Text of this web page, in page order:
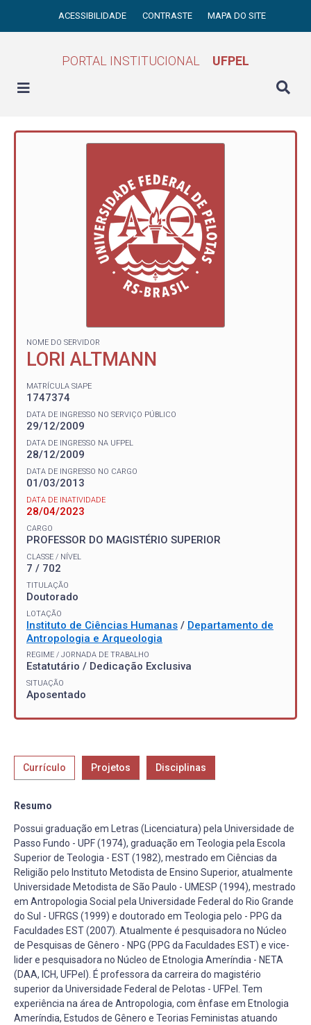
ACESSIBILIDADE CONTRASTE MAPA DO SITE
PORTAL INSTITUCIONAL UFPEL
NOME DO SERVIDOR
LORI ALTMANN
MATRÍCULA SIAPE
1747374
DATA DE INGRESSO NO SERVIÇO PÚBLICO
29/12/2009
DATA DE INGRESSO NA UFPEL
28/12/2009
DATA DE INGRESSO NO CARGO
01/03/2013
DATA DE INATIVIDADE
28/04/2023
CARGO
PROFESSOR DO MAGISTÉRIO SUPERIOR
CLASSE / NÍVEL
7 / 702
TITULAÇÃO
Doutorado
LOTAÇÃO
Instituto de Ciências Humanas / Departamento de
Antropologia e Arqueologia
REGIME / JORNADA DE TRABALHO
Estatutário / Dedicação Exclusiva
SITUAÇÃO
Aposentado
Currículo Projetos Disciplinas
Resumo
Possui graduação em Letras (Licenciatura) pela Universidade de
Passo Fundo - UPF (1974), graduação em Teologia pela Escola
Superior de Teologia - EST (1982), mestrado em Ciências da
Religião pelo Instituto Metodista de Ensino Superior, atualmente
Universidade Metodista de São Paulo - UMESP (1994), mestrado
em Antropologia Social pela Universidade Federal do Rio Grande
do Sul - UFRGS (1999) e doutorado em Teologia pelo - PPG da
Faculdades EST (2007). Atualmente é pesquisadora no Núcleo
de Pesquisas de Gênero - NPG (PPG da Faculdades EST) e vice-
lider e pesquisadora no Núcleo de Etnologia Ameríndia - NETA
(DAA, ICH, UFPel). É professora da carreira do magistério
superior da Universidade Federal de Pelotas - UFPel. Tem
experiência na área de Antropologia, com ênfase em Etnologia
Ameríndia, Estudos de Gênero e Teorias Feministas atuando